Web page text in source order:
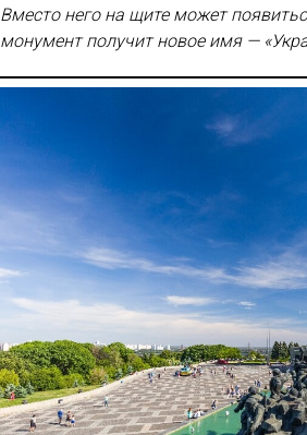
Вместо него на щите может
монумент получит новое имя —